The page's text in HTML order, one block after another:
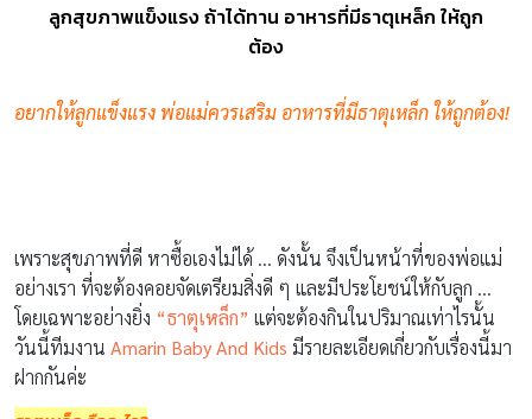
ลูกสุขภาพแข็งแรง ถ้าได้ทาน อาหารที่มีธาตุเหล็ก ให้ถูก
ต้อง
อยากให้ลูกแข็งแรง พ่อแม่ควรเสริม อาหารที่มีธาตุเหล็ก ให้ถูกต้อง!
เพราะสุขภาพที่ดี หาซื้อเองไม่ได้ … ดังนั้น จึงเป็นหน้าที่ของพ่อแม่
อย่างเรา ที่จะต้องคอยจัดเตรียมสิ่งดี ๆ และมีประโยชน์ให้กับลูก …
โดยเฉพาะอย่างยิ่ง “ธาตุเหล็ก” แต่จะต้องกินในปริมาณเท่าไรนั้น
วันนี้ทีมงาน Amarin Baby And Kids มีรายละเอียดเกี่ยวกับเรื่องนี้มา
ฝากกันค่ะ